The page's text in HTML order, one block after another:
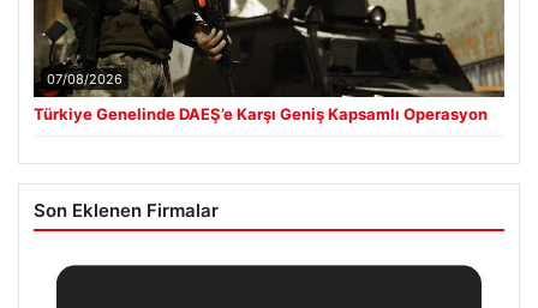
07/08/2026
Türkiye Genelinde DAEŞ’e Karşı Geniş Kapsamlı Operasyon
Son Eklenen Firmalar